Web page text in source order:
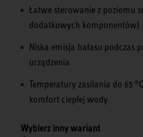
Łatwe sterowanie z poziomu
dodatkowych komponentów)
Niska emisja hałasu podczas
urządzenia
Temperatury zasilania do 65
komfort ciepłej wody
Wybierz inny wariant